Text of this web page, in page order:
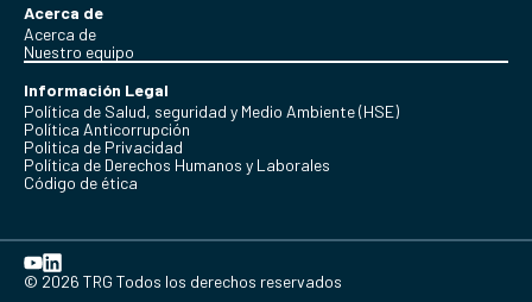
Acerca de
Acerca de
Nuestro equipo
Información Legal
Política de Salud, seguridad y Medio Ambiente (HSE)
Política Anticorrupción
Politica de Privacidad
Política de Derechos Humanos y Laborales
Código de ética
© 2026 TRG Todos los derechos reservados